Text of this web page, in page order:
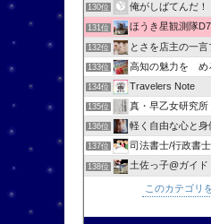
130位 俺がしばてんだ！
131位 ほうき星観測隊
132位 とさを店主の一言
133位 高知の魅力を めろ
134位 Travelers Note
135位 真・早乙女研究所
136位 軽く自由な心と
137位 司法書士/行政書士、吉
138位 土佐っ子@ガイド
このカテゴリ